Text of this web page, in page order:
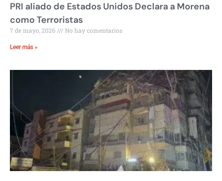
PRI aliado de Estados Unidos Declara a Morena
como Terroristas
7 de mayo, 2026 No hay comentarios
Leer más »